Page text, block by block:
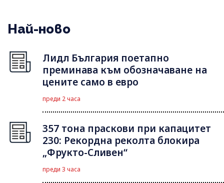
Най-ново
Лидл България поетапно
преминава към обозначаване на
цените само в евро
преди 2 часа
357 тона праскови при капацитет
230: Рекордна реколта блокира
„Фрукто-Сливен“
преди 3 часа